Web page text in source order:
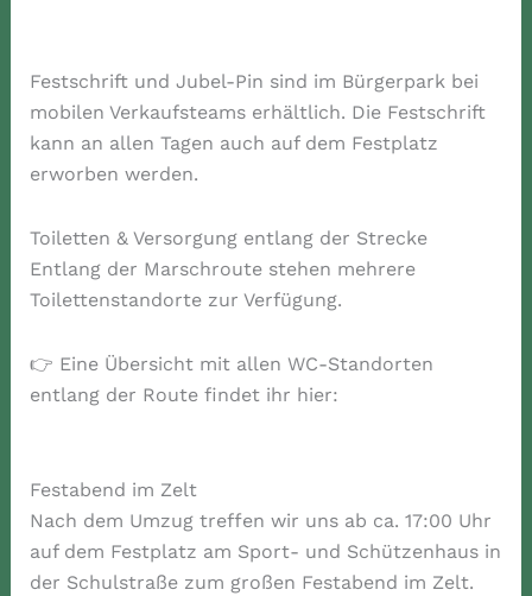
Festschrift und Jubel-Pin sind im Bürgerpark bei
mobilen Verkaufsteams erhältlich. Die Festschrift
kann an allen Tagen auch auf dem Festplatz
erworben werden.
Toiletten & Versorgung entlang der Strecke
Entlang der Marschroute stehen mehrere
Toilettenstandorte zur Verfügung.
👉 Eine Übersicht mit allen WC-Standorten
entlang der Route findet ihr hier:
Festabend im Zelt
Nach dem Umzug treffen wir uns ab ca. 17:00 Uhr
auf dem Festplatz am Sport- und Schützenhaus in
der Schulstraße zum großen Festabend im Zelt.